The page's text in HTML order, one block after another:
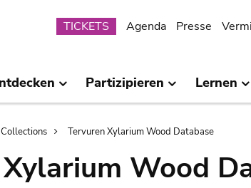
Submenu
TICKETS Agenda Presse
Partizipieren Lernen
Collections Tervuren Xylarium Wood Database
Wood